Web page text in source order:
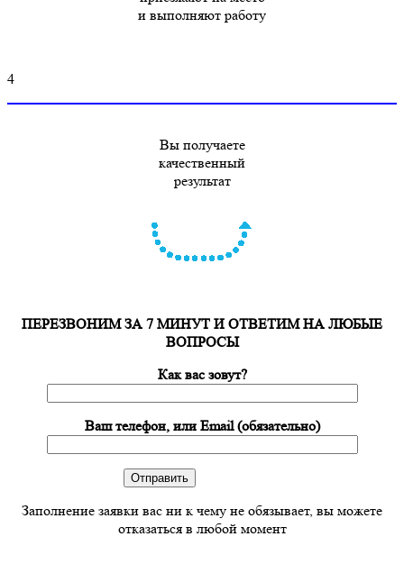
и выполняют работу
4
Вы получаете
качественный
результат
ПЕРЕЗВОНИМ ЗА 7 МИНУТ И ОТВЕТИМ НА ЛЮБЫЕ
ВОПРОСЫ
Как вас зовут?
Ваш телефон, или Email (обязательно)
Заполнение заявки вас ни к чему не обязывает, вы можете
отказаться в любой момент